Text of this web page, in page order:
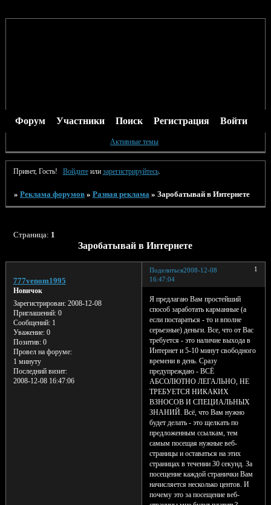
Форум Участники Поиск Регистрация Войти
Активные темы
Привет, Гость! Войдитеили зарегистрируйтесь.
» Реклама форумов » Разная реклама » Заробатывай в Интернете
Заробатывай в Интернете
Страница: 1
Поделиться 1
2008-12-08
16:47:04
777venom1995
Новичок
Зарегистрирован: 2008-12-08
Приглашений:0
Сообщений:1
Уважение: 0
Позитив: 0
Провел на форуме:
1 минуту
Последний визит:
2008-12-08 16:47:06
Я предлагаю Вам простейший
способ заработать карманные (а
если постараться - то и вполне
серьезные) деньги. Все, что от Вас
требуется - это наличие выхода в
Интернет и 5-10 минут свободного
времени в день. Сразу
предупреждаю - ВСЁ
АБСОЛЮТНО ЛЕГАЛЬНО, НЕ
ТРЕБУЕТСЯ НИКАКИХ
ВЗНОСОВ И СПЕЦИАЛЬНЫХ
ЗНАНИЙ. Всё, что Вам нужно
будет делать - это щелкать по
предложенным ссылкам, тем
самым посещая нужные веб-
страницы и оставаться на этих
страницах в течении 30 секунд. За
посещение каждой странички Вам
начисляется несколько центов. И
почему это за посещение веб-